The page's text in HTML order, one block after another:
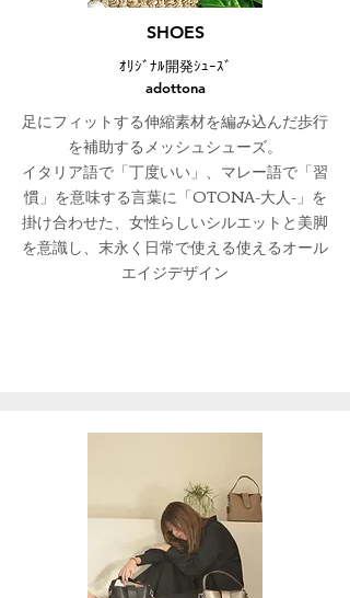
SHOES
ｵﾘｼﾞﾅﾙ開発ｼｭｰｽﾞ
adottona
足にフィットする伸縮素材を編み込んだ歩行
を補助するメッシュシューズ。
イタリア語で「丁度いい」、マレー語で「習
慣」を意味する言葉に「OTONA-大人-」を
掛け合わせた、女性らしいシルエットと美脚
を意識し、末永く日常で使える使えるオール
エイジデザイン